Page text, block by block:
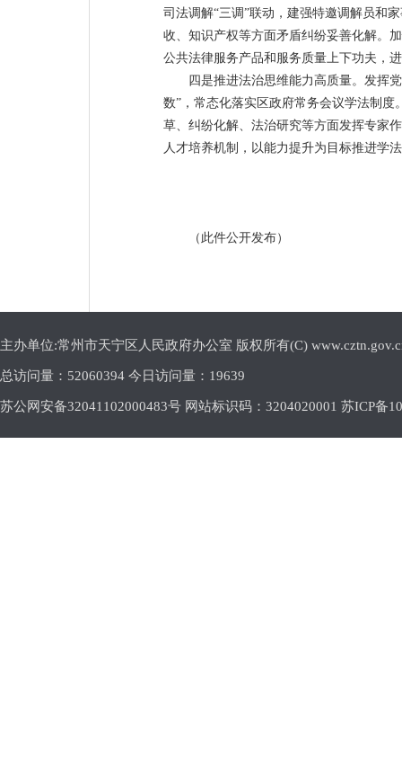
司法调解“三调”联动，建强特邀调解员和
收、知识产权等方面矛盾纠纷妥善化解。
公共法律服务产品和服务质量上下功夫，
四是推进法治思维能力高质量。发挥
数”，常态化落实区政府常务会议学法制
草、纠纷化解、法治研究等方面发挥专家
人才培养机制，以能力提升为目标推进学
（此件公开发布）
主办单位:常州市天宁区人民政府办公室 版权所有(C)
总访问量： 52060394 今日访问量： 19639
苏公网安备32041102000483号 网站标识码：3204020001 苏ICP备